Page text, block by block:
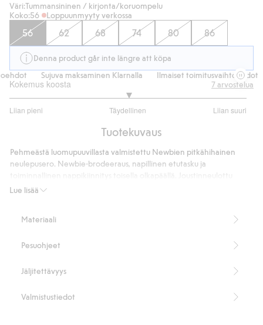
Väri:Tummansininen / kirjonta/koruompelu
Koko:56 Loppuunmyyty verkossa
56 62 68 74 80 86
Denna product går inte längre att köpa
Sujuva maksaminen Klarnalla Ilmaiset toimitusvaihtoehdot
Kokemus koosta
Liian pieni Täydellinen Liian suuri
/
ääneen
7arvostelua
Tuotekuvaus
Lue lisää
Pehmeästä luomupuuvillasta valmistettu Newbien pitkähihainen
neulepusero. Newbie-brodeeraus, napillinen etutasku ja
kaulanympärys, hihansuut ja helma. Samanlainen on saatavana myös
Tuotenumero
Materiaali
Pesuohjeet
Jäljitettävyys
Valmistustiedot